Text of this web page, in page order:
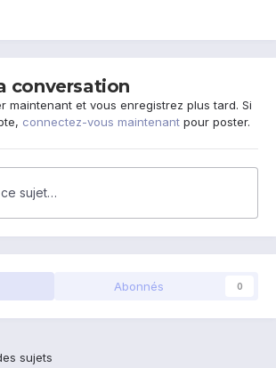
conversation
maintenant et vous enregistrez plus tard. Si
connectez-vous maintenant pour poster.
sujet…
Abonnés 0
sujets